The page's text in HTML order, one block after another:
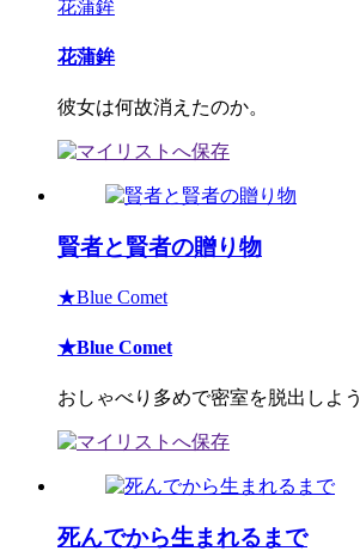
花蒲鉾
花蒲鉾
彼女は何故消えたのか。
賢者と賢者の贈り物
★Blue Comet
★Blue Comet
おしゃべり多めで密室を脱出しよう
死んでから生まれるまで